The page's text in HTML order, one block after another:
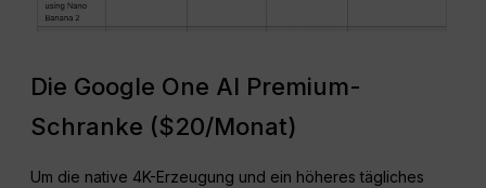
Die Google One AI Premium-
Schranke ($20/Monat)
Um die native 4K-Erzeugung und ein höheres tägliches